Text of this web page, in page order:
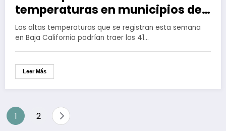
temperaturas en municipios de
Baja California
Las altas temperaturas que se registran esta semana
en Baja California podrían traer los 41…
Leer Más
Paginación
1 2